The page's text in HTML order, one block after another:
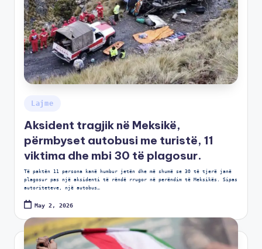
Lajme
Aksident tragjik në Meksikë,
përmbyset autobusi me turistë, 11
viktima dhe mbi 30 të plagosur.
Të paktën 11 persona kanë humbur jetën dhe më shumë se 30 të tjerë janë
plagosur pas një aksidenti të rëndë rrugor në perëndim të Meksikës. Sipas
autoriteteve, një autobus…
May 2, 2026